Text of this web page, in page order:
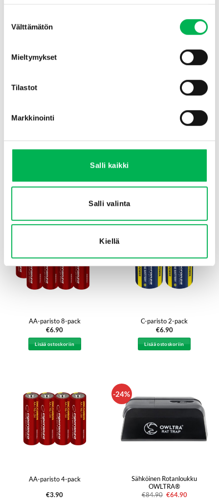
valinta
Välttämätön
Mieltymykset
Tilastot
Markkinointi
Salli kaikki
Salli valinta
Kiellä
Käyttökohteet
taskulamppuihin, radioihin ja kannettaviin hyönteisansoihin
Käytetään myös lasten leluissa ja vapaa-ajan laitteissa
Käytännöllinen 2-pack helppoon täydennykseen tarvittaessa
Vinkki
säilyttämiseksi. Varmista, että käyttämäsi laite on yhteensopiva
C/LR14-paristojen kanssa. Älä koskaan sekoita uusia ja
paikallisten ympäristöohjeiden mukaisesti.
AA-paristo 8-pack
€6.90
Lisää ostoskoriin
C-paristo 2-pack
€6.90
Lisää ostoskoriin
AA-paristo 4-pack
€3.90
-24%
Sähköinen Rotanloukku
OWLTRA®
€84.90 Alkuperäinen
€64.90Nykyinen